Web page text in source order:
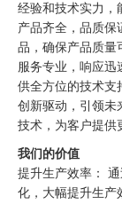
经验和技术实力，
产品齐全，品质保
品，确保产品质量
服务专业，响应迅
供全方位的技术支
创新驱动，引领未
技术，为客户提供
我们的价值
提升生产效率：
化，大幅提升生产